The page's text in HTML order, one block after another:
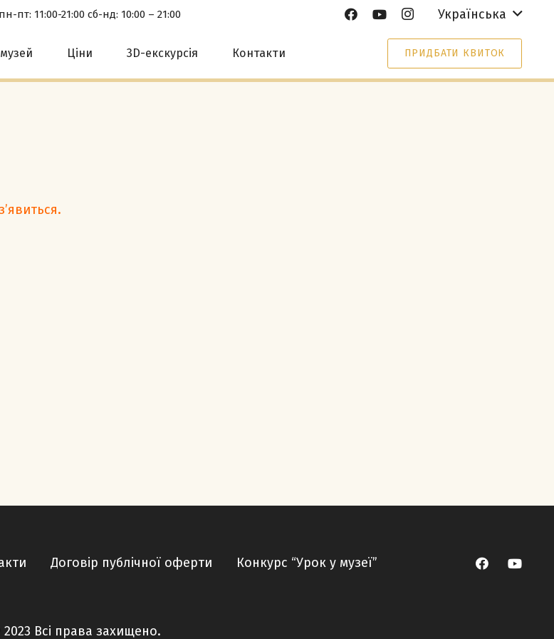
пт: 11:00-21:00 сб-нд: 10:00 – 21:00 Українська
Ціни 3D-екскурсія Контакти ПРИДБАТИ КВИТОК
Договір публічної оферти Конкурс “Урок у музеї”
Всі права захищено.